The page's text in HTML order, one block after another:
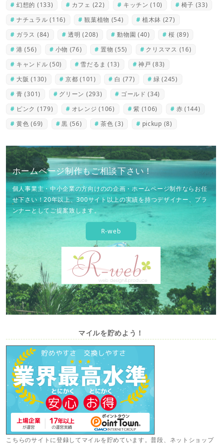
幻想的 (133) カフェ (22) キッチン (10) 椅子 (33)
ナチュラル (116) 観葉植物 (54) 植木鉢 (27)
ガラス (84) 透明 (208) 動物園 (40) 桜 (89)
港 (56) 小物 (76) 置物 (55) クリスマス (16)
キャンドル (50) 雪だるま (13) 神戸 (83)
大阪 (130) 京都 (101) 白 (77) 緑 (245)
青 (301) グリーン (293) ゴールド (34)
ピンク (179) オレンジ (106) 紫 (106) 赤 (144)
黄色 (69) 黒 (56) 茶色 (3) pickup (8)
ホームページ制作もご相談下さい！
個人事業主・中小企業の方向けのの企画・ホームページ制作ならお任
せ下さい！20年以上、300サイト以上の実績を持つデザイナー、プラ
ンナーとしてご提案致します。
R-web
マイルを貯めよう！
こちらのサイトに登録してマイルを貯めています。普段、ネットショップ